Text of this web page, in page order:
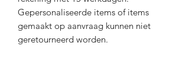
Gepersonaliseerde items of items
gemaakt op aanvraag kunnen niet
geretourneerd worden.